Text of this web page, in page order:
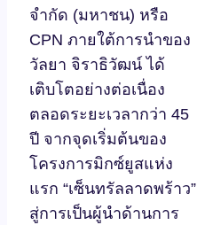
จำกัด (มหาชน) หรือ
CPN ภายใต้การนำของ
วัลยา จิราธิวัฒน์ ได้
เติบโตอย่างต่อเนื่อง
ตลอดระยะเวลากว่า 45
ปี จากจุดเริ่มต้นของ
โครงการมิกซ์ยูสแห่ง
แรก “เซ็นทรัลลาดพร้าว”
สู่การเป็นผู้นำด้านการ